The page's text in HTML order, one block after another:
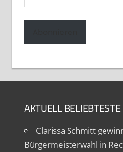
Mail-
Adresse
AKTUELL
Clarissa Schmitt
Bürgermeisterwahl in